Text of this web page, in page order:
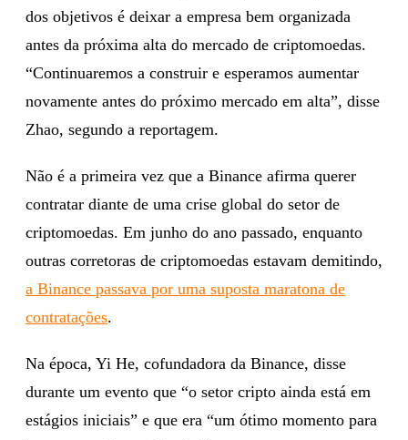
dos objetivos é deixar a empresa bem organizada
antes da próxima alta do mercado de criptomoedas.
“Continuaremos a construir e esperamos aumentar
novamente antes do próximo mercado em alta”, disse
Zhao, segundo a reportagem.
Não é a primeira vez que a Binance afirma querer
contratar diante de uma crise global do setor de
criptomoedas. Em junho do ano passado, enquanto
outras corretoras de criptomoedas estavam demitindo,
a Binance passava por uma suposta maratona de
contratações.
Na época, Yi He, cofundadora da Binance, disse
durante um evento que “o setor cripto ainda está em
estágios iniciais” e que era “um ótimo momento para